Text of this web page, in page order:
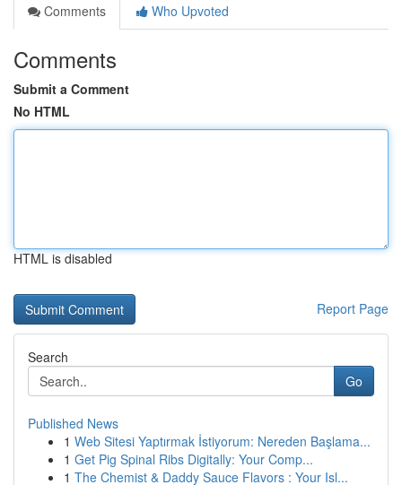
Comments
Who Upvoted
Comments
Submit a Comment
No HTML
HTML is disabled
Report Page
Search
Go
Published News
1 Web Sitesi Yaptırmak İstiyorum: Nereden Başlama...
1 Get Pig Spinal Ribs Digitally: Your Comp...
1 The Chemist & Daddy Sauce Flavors : Your Isl...